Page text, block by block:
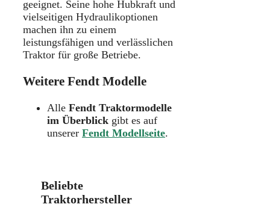
geeignet. Seine hohe Hubkraft und
vielseitigen Hydraulikoptionen
machen ihn zu einem
leistungsfähigen und verlässlichen
Traktor für große Betriebe.
Weitere Fendt Modelle
Alle Fendt Traktormodelle
im Überblick gibt es auf
unserer Fendt Modellseite.
Beliebte
Traktorhersteller